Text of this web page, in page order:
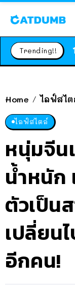
Trending!!
Home / ไลฟ์สไต
ไลฟ์สไตล์
หนุ่มจีน
น้ำหนัก
ตัวเป็น
เปลี่ยน
อีกคน!